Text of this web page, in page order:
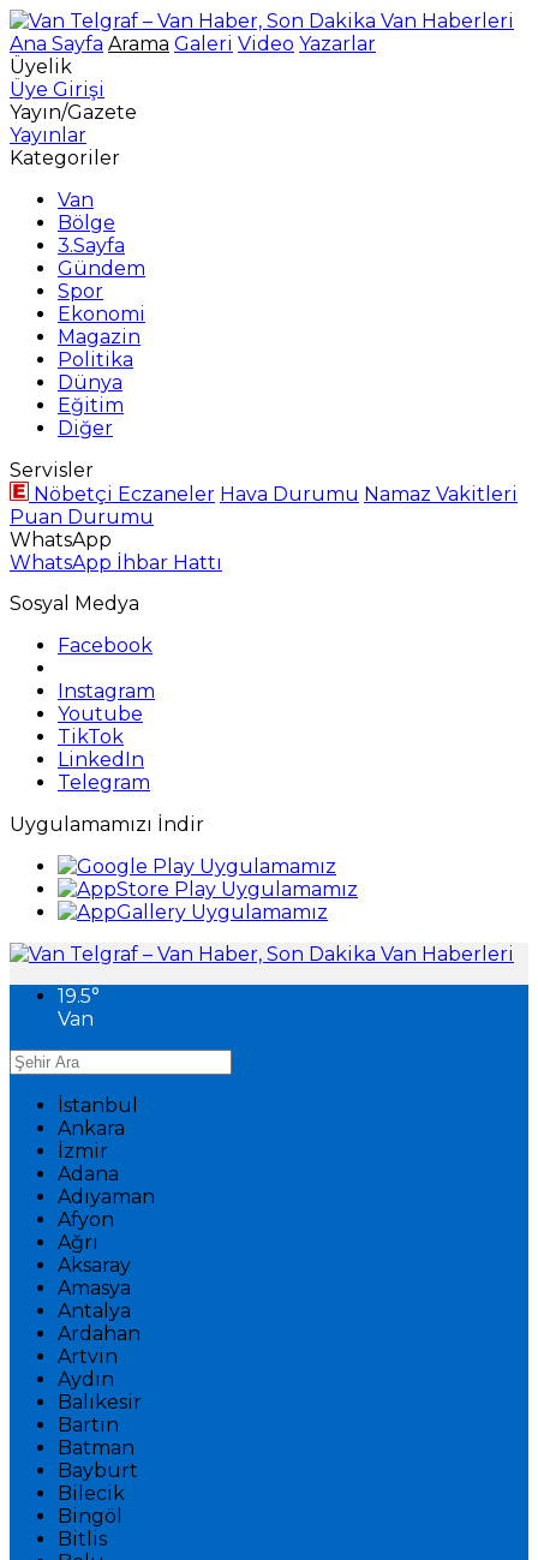
Ana Sayfa Arama Galeri Video Yazarlar
Üyelik
Üye Girişi
Yayın/Gazete
Yayınlar
Kategoriler
Van
Bölge
3.Sayfa
Gündem
Spor
Ekonomi
Magazin
Politika
Dünya
Eğitim
Diğer
Servisler
Nöbetçi Eczaneler Hava Durumu Namaz Vakitleri
Puan Durumu
WhatsApp
WhatsApp İhbar Hattı
Sosyal Medya
Facebook
Instagram
Youtube
TikTok
LinkedIn
Telegram
Uygulamamızı İndir
19.5°
Van
İstanbul
Ankara
İzmir
Adana
Adıyaman
Afyon
Ağrı
Aksaray
Amasya
Antalya
Ardahan
Artvin
Aydın
Balıkesir
Bartın
Batman
Bayburt
Bilecik
Bingöl
Bitlis